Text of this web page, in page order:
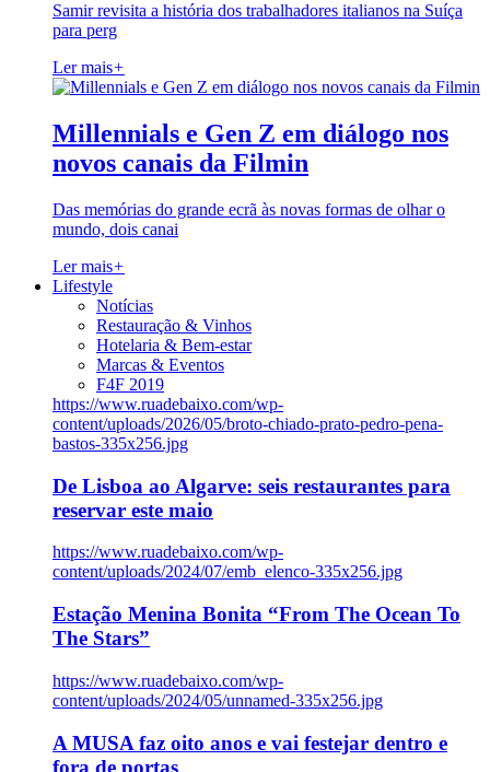
Samir revisita a história dos trabalhadores italianos na Suíça
para perg
Ler mais+
Millennials e Gen Z em diálogo nos
novos canais da Filmin
Das memórias do grande ecrã às novas formas de olhar o
mundo, dois canai
Ler mais+
Lifestyle
Notícias
Restauração & Vinhos
Hotelaria & Bem-estar
Marcas & Eventos
F4F 2019
https://www.ruadebaixo.com/wp-
content/uploads/2026/05/broto-chiado-prato-pedro-pena-
bastos-335x256.jpg
De Lisboa ao Algarve: seis restaurantes para
reservar este maio
https://www.ruadebaixo.com/wp-
content/uploads/2024/07/emb_elenco-335x256.jpg
Estação Menina Bonita “From The Ocean To
The Stars”
https://www.ruadebaixo.com/wp-
content/uploads/2024/05/unnamed-335x256.jpg
A MUSA faz oito anos e vai festejar dentro e
fora de portas